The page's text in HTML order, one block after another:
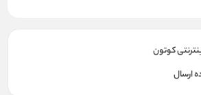
کوتون
ارسال